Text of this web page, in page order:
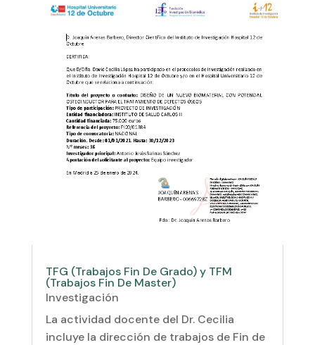
TFG (Trabajos Fin De Grado) y TFM
(Trabajos Fin De Master)
Investigación
La actividad docente del Dr. Cecilia
incluye la dirección de trabajos de Fin de